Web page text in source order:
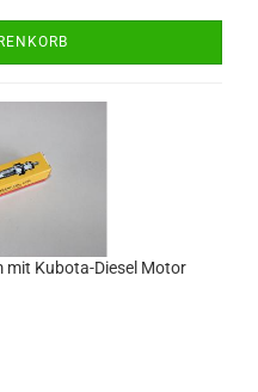
mit Kubota-Diesel Motor